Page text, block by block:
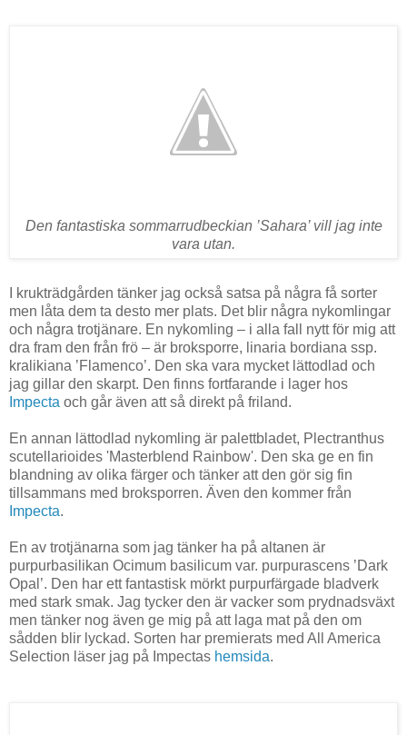
Den fantastiska sommarrudbeckian ’Sahara’ vill jag inte
vara utan.
I krukträdgården tänker jag också satsa på några få sorter
men låta dem ta desto mer plats. Det blir några nykomlingar
och några trotjänare. En nykomling – i alla fall nytt för mig att
dra fram den från frö – är broksporre, linaria bordiana ssp.
kralikiana ’Flamenco’. Den ska vara mycket lättodlad och
jag gillar den skarpt. Den finns fortfarande i lager hos
Impecta och går även att så direkt på friland.
En annan lättodlad nykomling är palettbladet, Plectranthus
scutellarioides 'Masterblend Rainbow'. Den ska ge en fin
blandning av olika färger och tänker att den gör sig fin
tillsammans med broksporren. Även den kommer från
Impecta.
En av trotjänarna som jag tänker ha på altanen är
purpurbasilikan Ocimum basilicum var. purpurascens ’Dark
Opal’. Den har ett fantastisk mörkt purpurfärgade bladverk
med stark smak. Jag tycker den är vacker som prydnadsväxt
men tänker nog även ge mig på att laga mat på den om
sådden blir lyckad. Sorten har premierats med All America
Selection läser jag på Impectas hemsida.